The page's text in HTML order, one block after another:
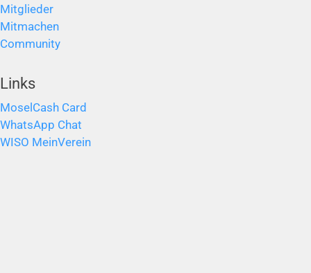
Mitglieder
Mitmachen
Community
Links
MoselCash Card
WhatsApp Chat
WISO MeinVerein